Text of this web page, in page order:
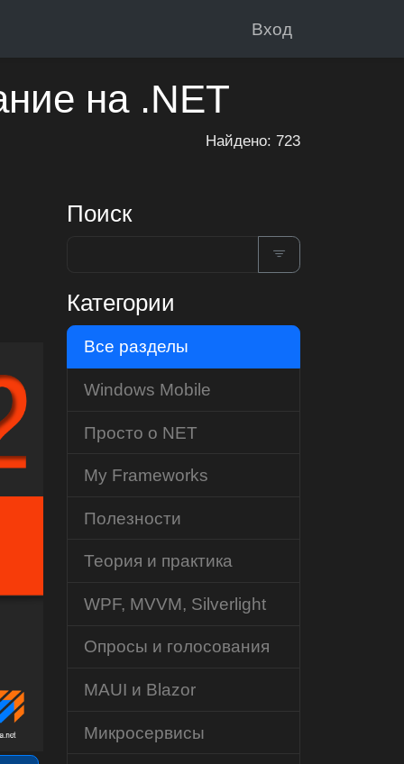
Вход
на .NET
Найдено: 723
Поиск
Категории
Все разделы
Windows Mobile
Просто о NET
My Frameworks
Полезности
Теория и практика
WPF, MVVM, Silverlight
Опросы и голосования
MAUI и Blazor
Микросервисы